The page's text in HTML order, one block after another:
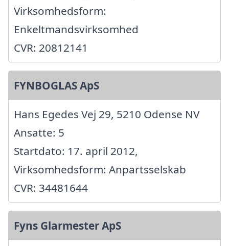
Virksomhedsform:
Enkeltmandsvirksomhed
CVR: 20812141
FYNBOGLAS ApS
Hans Egedes Vej 29, 5210 Odense NV
Ansatte: 5
Startdato: 17. april 2012,
Virksomhedsform: Anpartsselskab
CVR: 34481644
Fyns Glarmester ApS